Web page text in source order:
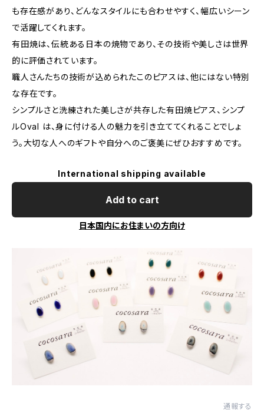
も存在感があり、どんなスタイルにも合わせやすく、幅広いシーン
で活躍してくれます。
有田焼は、伝統ある日本の焼物であり、その技術や美しさは世界
的に評価されています。
職人さんたちの技術が込められたこのピアスは、他にはない特別
な存在です。
シンプルさと洗練された美しさが共存した有田焼ピアス、シンプ
ルOval は、身に付ける人の魅力を引き立ててくれることでしょ
う。大切な人へのギフトや自分へのご褒美にぜひおすすめです。
International shipping available
Add to cart
日本国内にお住まいの方向け
通報する